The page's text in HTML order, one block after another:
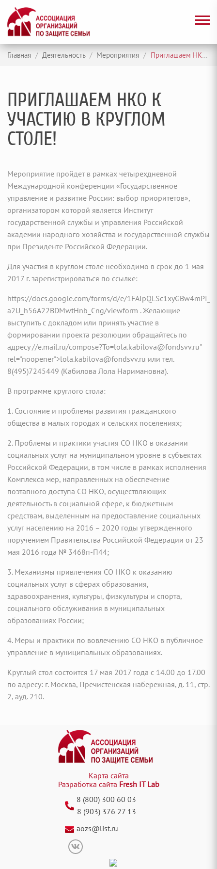
Главная / Деятельность / Мероприятия / Приглашаем НКО к участию в круглом столе!
ПРИГЛАШАЕМ НКО К
УЧАСТИЮ В КРУГЛОМ
СТОЛЕ!
Мероприятие пройдет в рамках четырехдневной
Международной конференции «Государственное
управление и развитие России: выбор приоритетов»,
организатором которой является Институт
государственной службы и управления Российской
академии народного хозяйства и государственной службы
при Президенте Российской Федерации.
Для участия в круглом столе необходимо в срок до 1 мая
2017 г. зарегистрироваться по ссылке:
https://docs.google.com/forms/d/e/
a2U_h56A22BDMwtHnb_Cng/viewform . Желающие
выступить с докладом или принять участие в
формировании проекта резолюции обращайтесь по
адресу //e.mail.ru/compose?To=lola.kabilova@fondsvv.ru"
rel="noopener">lola.kabilova@fondsvv.ru или тел.
8(495)7245449 (Кабилова Лола Наримановна).
В программе круглого стола:
1. Состояние и проблемы развития гражданского
общества в малых городах и сельских поселениях;
2. Проблемы и практики участия СО НКО в оказании
социальных услуг на муниципальном уровне в субъектах
Российской Федерации, в том числе в рамках исполнения
Комплекса мер, направленных на обеспечение
поэтапного доступа СО НКО, осуществляющих
деятельность в социальной сфере, к бюджетным
средствам, выделенным на предоставление социальных
услуг населению на 2016 – 2020 годы утвержденного
поручением Правительства Российской Федерации от 23
мая 2016 года № 3468п-П44;
3. Механизмы привлечения СО НКО к оказанию
социальных услуг в сферах образования,
здравоохранения, культуры, физкультуры и спорта,
социального обслуживания в муниципальных
образованиях России;
4. Меры и практики по вовлечению СО НКО в публичное
управление в муниципальных образованиях.
Круглый стол состоится 17 мая 2017 года с 14.00 до 17.00
по адресу: г. Москва, Пречистенская набережная, д. 11, стр.
2, ауд. 210.
Карта сайта
Разработка сайта Fresh IT Lab
8 (800) 300 60 03
8 (903) 376 27 13
aozs@list.ru